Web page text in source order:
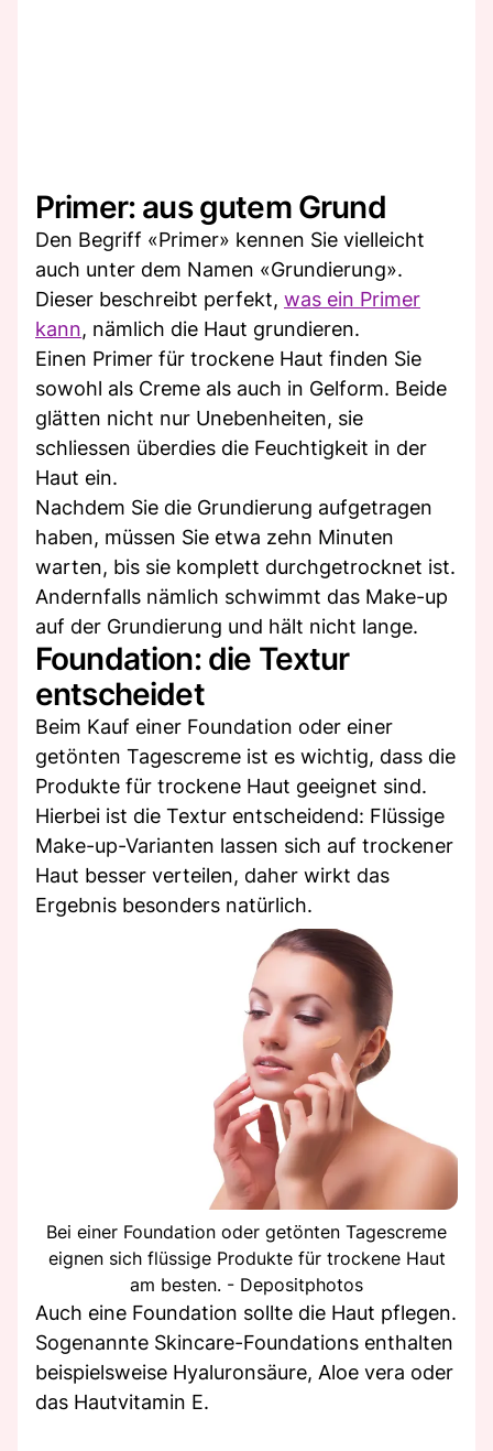
Primer: aus gutem Grund
Den Begriff «Primer» kennen Sie vielleicht
auch unter dem Namen «Grundierung».
Dieser beschreibt perfekt, was ein Primer
kann, nämlich die Haut grundieren.
Einen Primer für trockene Haut finden Sie
sowohl als Creme als auch in Gelform. Beide
glätten nicht nur Unebenheiten, sie
schliessen überdies die Feuchtigkeit in der
Haut ein.
Nachdem Sie die Grundierung aufgetragen
haben, müssen Sie etwa zehn Minuten
warten, bis sie komplett durchgetrocknet ist.
Andernfalls nämlich schwimmt das Make-up
auf der Grundierung und hält nicht lange.
Foundation: die Textur
entscheidet
Beim Kauf einer Foundation oder einer
getönten Tagescreme ist es wichtig, dass die
Produkte für trockene Haut geeignet sind.
Hierbei ist die Textur entscheidend: Flüssige
Make-up-Varianten lassen sich auf trockener
Haut besser verteilen, daher wirkt das
Ergebnis besonders natürlich.
Bei einer Foundation oder getönten Tagescreme
eignen sich flüssige Produkte für trockene Haut
am besten. - Depositphotos
Auch eine Foundation sollte die Haut pflegen.
Sogenannte Skincare-Foundations enthalten
beispielsweise Hyaluronsäure, Aloe vera oder
das Hautvitamin E.